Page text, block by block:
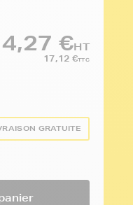
€HT
17,12 €TTC
GRATUITE